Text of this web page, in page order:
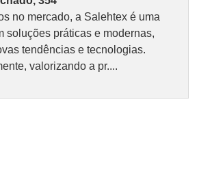
no mercado, a Salehtex é uma
soluções práticas e modernas,
tendências e tecnologias.
valorizando a pr....